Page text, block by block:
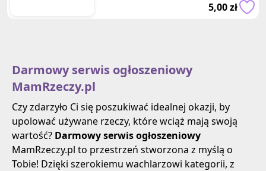
5,00 zł
Darmowy serwis ogłoszeniowy
MamRzeczy.pl
Czy zdarzyło Ci się poszukiwać idealnej okazji, by
upolować używane rzeczy, które wciąż mają swoją
wartość? Darmowy serwis ogłoszeniowy
MamRzeczy.pl to przestrzeń stworzona z myślą o
Tobie! Dzięki szerokiemu wachlarzowi kategorii, z